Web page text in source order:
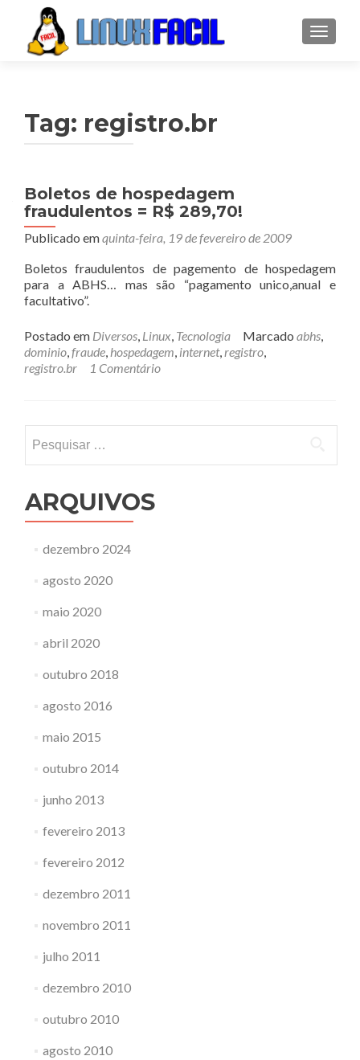
Tag: registro.br
Boletos de hospedagem
fraudulentos = R$ 289,70!
Publicado emquinta-feira, 19 de fevereiro de 2009
Boletos fraudulentos de pagemento de hospedagem
para a ABHS… mas são “pagamento unico,anual e
facultativo”.
Postado em Diversos, Linux, Tecnologia Marcado abhs,
dominio,fraude, hospedagem, internet,registro,
registro.br
1 Comentário
por:
ARQUIVOS
dezembro 2024
agosto 2020
maio 2020
abril 2020
outubro 2018
agosto 2016
maio 2015
outubro 2014
junho 2013
fevereiro 2013
fevereiro 2012
dezembro 2011
novembro 2011
julho 2011
dezembro 2010
outubro 2010
agosto 2010